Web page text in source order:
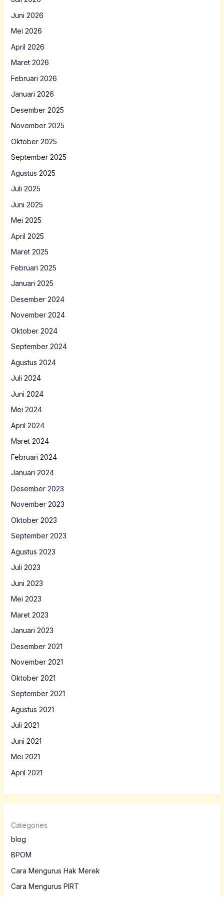
Juni 2026
Mei 2026
April 2026
Maret 2026
Februari 2026
Januari 2026
Desember 2025
November 2025
Oktober 2025
September 2025
Agustus 2025
Juli 2025
Juni 2025
Mei 2025
April 2025
Maret 2025
Februari 2025
Januari 2025
Desember 2024
November 2024
Oktober 2024
September 2024
Agustus 2024
Juli 2024
Juni 2024
Mei 2024
April 2024
Maret 2024
Februari 2024
Januari 2024
Desember 2023
November 2023
Oktober 2023
September 2023
Agustus 2023
Juli 2023
Juni 2023
Mei 2023
Maret 2023
Januari 2023
Desember 2021
November 2021
Oktober 2021
September 2021
Agustus 2021
Juli 2021
Juni 2021
Mei 2021
April 2021
Categories
blog
BPOM
Cara Mengurus Hak Merek
Cara Mengurus PIRT